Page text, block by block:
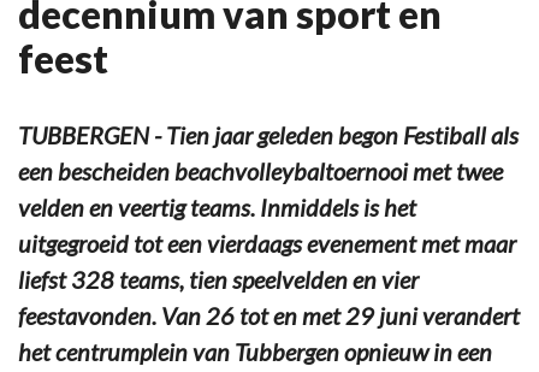
decennium van sport en
feest
TUBBERGEN - Tien jaar geleden begon Festiball als
een bescheiden beachvolleybaltoernooi met twee
velden en veertig teams. Inmiddels is het
uitgegroeid tot een vierdaags evenement met maar
liefst 328 teams, tien speelvelden en vier
feestavonden. Van 26 tot en met 29 juni verandert
het centrumplein van Tubbergen opnieuw in een